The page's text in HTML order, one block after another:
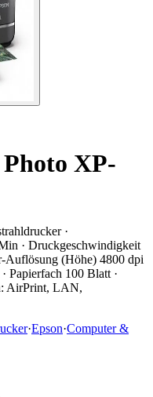
XP-
·
· Druckgeschwindigkeit
Auflösung (Höhe) 4800 dpi
Papierfach 100 Blatt ·
AirPrint, LAN,
·Epson·Computer &